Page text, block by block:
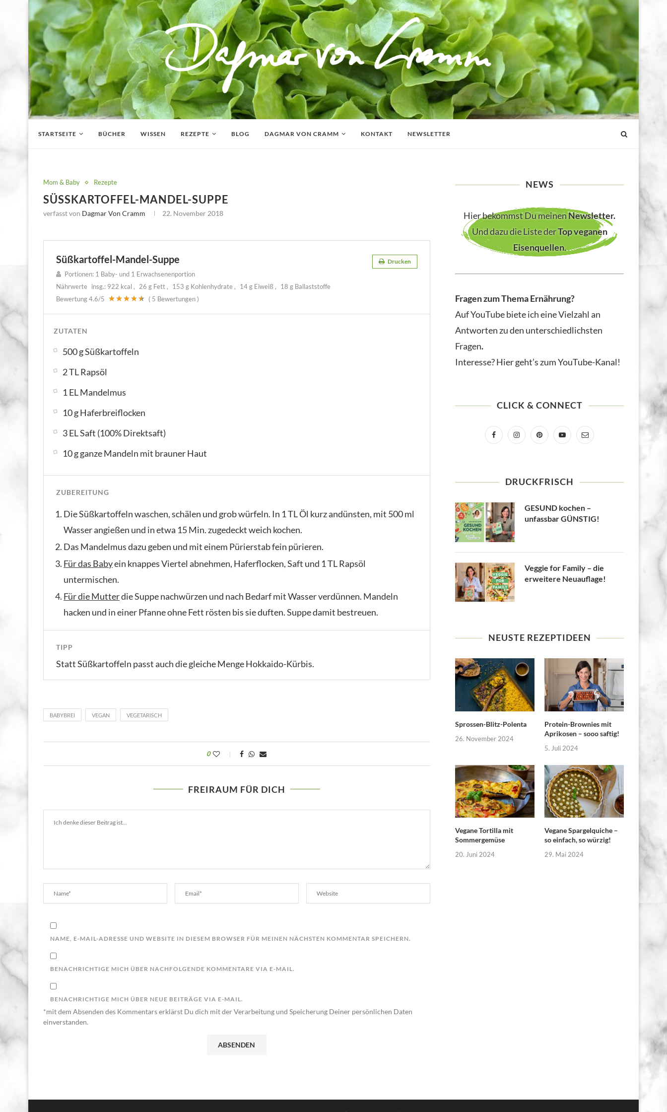
STARTSEITE BÜCHER WISSEN REZEPTE BLOG DAGMAR VON CRAMM KONTAKT NEWSLETTER
Mom & Baby Rezepte
SÜSSKARTOFFEL-MANDEL-SUPPE
verfasst von Dagmar Von Cramm 22. November 2018
Süßkartoffel-Mandel-Suppe Drucken
Portionen: 1 Baby- und 1 Erwachsenenportion
Nährwerte insg.: 922 kcal 26 g Fett 153 g Kohlenhydrate 14 g Eiweiß
18 g Ballaststoffe
Bewertung4.6/5 ( 5 Bewertungen )
ZUTATEN
500 g Süßkartoffeln
2 TL Rapsöl
1 EL Mandelmus
10 g Haferbreiflocken
3 EL Saft (100% Direktsaft)
10 g ganze Mandeln mit brauner Haut
ZUBEREITUNG
Die Süßkartoffeln waschen, schälen und grob würfeln. In 1 TL Öl kurz andünsten, mit 500 ml
Wasser angießen und in etwa 15 Min. zugedeckt weich kochen.
Das Mandelmus dazu geben und mit einem Pürierstab fein pürieren.
Für das Babyein knappes Viertel abnehmen, Haferflocken, Saft und 1 TL Rapsöl
untermischen.
Für die Mutterdie Suppe nachwürzen und nach Bedarf mit Wasser verdünnen. Mandeln
hacken und in einer Pfanne ohne Fett rösten bis sie duften. Suppe damit bestreuen.
TIPP
Statt Süßkartoffeln passt auch die gleiche Menge Hokkaido-Kürbis.
BABYBREI VEGAN VEGETARISCH
0
FREIRAUM FÜR DICH
NAME, E-MAIL-ADRESSE UND WEBSITE IN DIESEM BROWSER FÜR MEINEN NÄCHSTEN KOMMENTAR SPEICHERN.
BENACHRICHTIGE MICH ÜBER NACHFOLGENDE KOMMENTARE VIA E-MAIL.
BENACHRICHTIGE MICH ÜBER NEUE BEITRÄGE VIA E-MAIL.
*mit dem Absenden des Kommentars erklärst Du dich mit der Verarbeitung und Speicherung Deiner persönlichen Daten
einverstanden.
NEWS
Hier bekommst Du meinenNewsletter.
Und dazu die Liste derTop veganen
Eisenquellen.
Fragen zum Thema Ernährung?
Auf YouTube biete ich eine Vielzahl an
Antworten zu den unterschiedlichsten
Fragen.
Interesse? Hier geht’s zum YouTube-Kanal!
CLICK & CONNECT
DRUCKFRISCH
GESUND kochen –
unfassbar GÜNSTIG!
Veggie for Family – die
erweitere Neuauflage!
NEUSTE REZEPTIDEEN
Sprossen-Blitz-Polenta
26. November 2024
Protein-Brownies mit
Aprikosen – sooo saftig!
5. Juli 2024
Vegane Tortilla mit
Sommergemüse
20. Juni 2024
Vegane Spargelquiche –
so einfach, so würzig!
29. Mai 2024